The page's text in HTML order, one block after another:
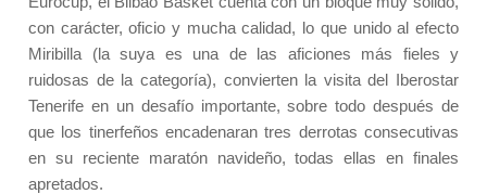
con carácter, oficio y mucha calidad, lo que unido al efecto
Miribilla (la suya es una de las aficiones más fieles y
ruidosas de la categoría), convierten la visita del Iberostar
Tenerife en un desafío importante, sobre todo después de
que los tinerfeños encadenaran tres derrotas consecutivas
en su reciente maratón navideño, todas ellas en finales
apretados.